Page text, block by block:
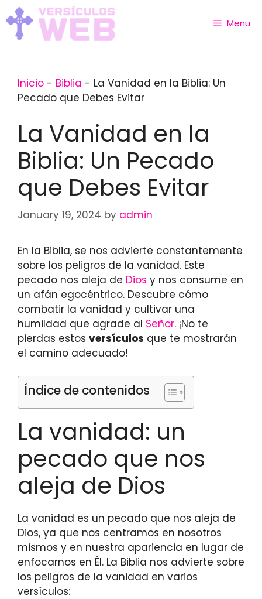
Skip
to
content
Menu
Inicio - Biblia - La Vanidad en la Biblia: Un
Pecado que Debes Evitar
La Vanidad en la
Biblia: Un Pecado
que Debes Evitar
January 19, 2024 by admin
En la Biblia, se nos advierte constantemente
sobre los peligros de la vanidad. Este
pecado nos aleja de Dios y nos consume en
un afán egocéntrico. Descubre cómo
combatir la vanidad y cultivar una
humildad que agrade al Señor. ¡No te
pierdas estos versículos que te mostrarán
el camino adecuado!
Índice de contenidos
La vanidad: un
pecado que nos
aleja de Dios
La vanidad es un pecado que nos aleja de
Dios, ya que nos centramos en nosotros
mismos y en nuestra apariencia en lugar de
enfocarnos en Él. La Biblia nos advierte sobre
los peligros de la vanidad en varios
versículos: